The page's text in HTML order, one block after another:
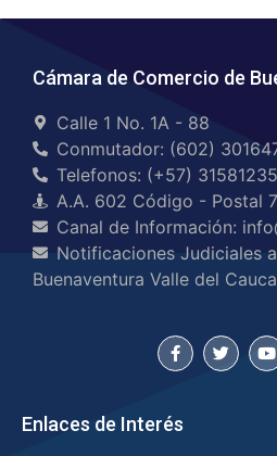
Enlaces de Interés
Cámara de Comercio de
Calle 1 No. 1A - 88
Conmutador: (602)
Telefonos: (+57)
A.A. 602 Código - Postal
Canal de Información:
Notificaciones Judiciales
Buenaventura Valle del